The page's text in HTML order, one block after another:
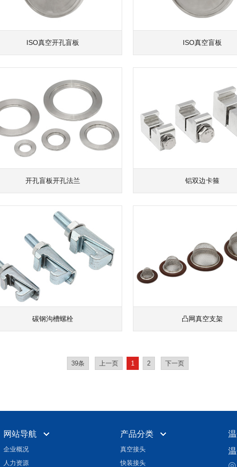
ISO真空开孔盲板 ISO真空盲板
开孔盲板开孔法兰 铝双边卡箍
碳钢沟槽螺栓 凸网真空支架
39条 上一页 1 2 下一页
网站导航
企业概况
人力资源
产品分类
真空接头
快装接头